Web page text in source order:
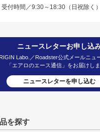
受付時間／9:30～18:30（日祝除く）
ニュースレターお申し込
Labo.／Roadster公式メールニュ
「エアロのエース通信」をお届けしま
ニュースレターを申し込む
を探す